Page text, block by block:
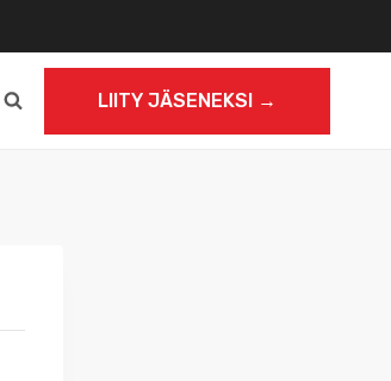
LIITY JÄSENEKSI →